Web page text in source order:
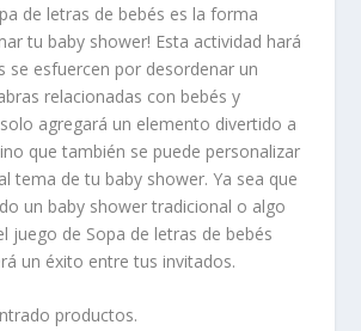
de letras de bebés es la forma
tu baby shower! Esta actividad hará
se esfuercen por desordenar un
relacionadas con bebés y
agregará un elemento divertido a
que también se puede personalizar
tema de tu baby shower. Ya sea que
un baby shower tradicional o algo
juego de Sopa de letras de bebés
un éxito entre tus invitados.
productos.